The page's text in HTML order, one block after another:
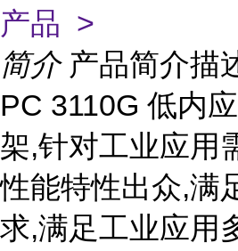
产品 >
简介 产品简介描
PC 3110G 低内
架,针对工业应用
性能特性出众,满
求,满足工业应用